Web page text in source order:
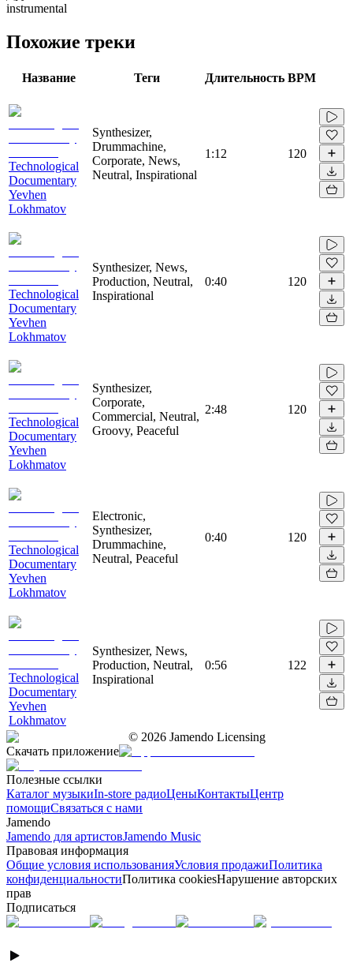
instrumental
Похожие треки
Название Теги Длительность BPM
Technological
Documentary
Yevhen
Lokhmatov
Synthesizer,
Drummachine,
Corporate, News,
Neutral, Inspirational
1:12 120
Technological
Documentary
Yevhen
Lokhmatov
Synthesizer, News,
Production, Neutral,
Inspirational
0:40 120
Technological
Documentary
Yevhen
Lokhmatov
Synthesizer,
Corporate,
Commercial, Neutral,
Groovy, Peaceful
2:48 120
Technological
Documentary
Yevhen
Lokhmatov
Electronic,
Synthesizer,
Drummachine,
Neutral, Peaceful
0:40 120
Technological
Documentary
Yevhen
Lokhmatov
Synthesizer, News,
Production, Neutral,
Inspirational
0:56 122
© 2026 Jamendo Licensing
Скачать приложение
Полезные ссылки
Каталог музыкиIn-store радиоЦеныКонтактыЦентр
помощиСвязаться с нами
Jamendo
Jamendo для артистовJamendo Music
Правовая информация
Общие условия использованияУсловия продажиПолитика
конфиденциальностиПолитика cookiesНарушение авторских
прав
Подписаться